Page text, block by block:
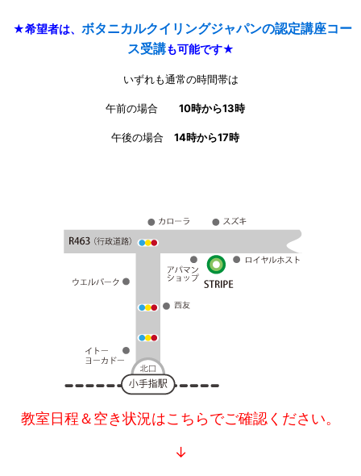
★希望者は、 ボタニカルクイリングジャパンの認定講座コー
ス受講も可能です★
いずれも通常の時間帯は
午前の場合 10時から13時
午後の場合 14時から17時
教室日程＆空き状況はこちらでご確認ください。
↓